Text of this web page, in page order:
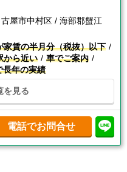
屋市中村区 / 海部郡蟹江
家賃の半月分（税抜）以下
から近い
車でご案内
長年の実績
を見る
電話でお問合せ